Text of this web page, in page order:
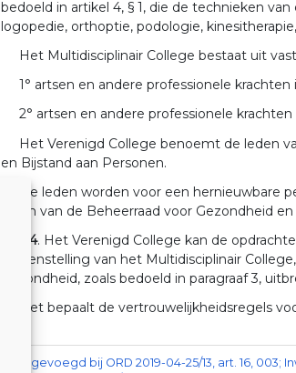
bedoeld in artikel 4, § 1, die de technieken
logopedie, orthoptie, podologie,
Het Multidisciplinair College bestaat uit
1° artsen en andere professionele
2° artsen en andere professionele
Het Verenigd College benoemt de leden
en Bijstand aan Personen.
De leden worden voor een hernieuwbare
leden van de Beheerraad voor Gezondheid
§ 4. Het Verenigd College kan de
samenstelling van het Multidisciplinair
gezondheid, zoals bedoeld in paragraaf 3,
Het bepaalt de vertrouwelijkheidsregels
<Ingevoegd bij ORD 2019-04-25/13, art. 16, 003;